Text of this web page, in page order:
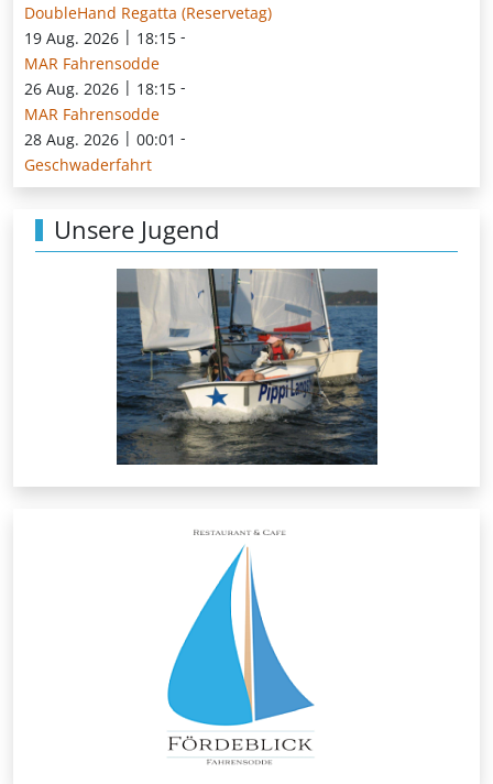
DoubleHand Regatta (Reservetag)
19 Aug. 2026 | 18:15 -
MAR Fahrensodde
26 Aug. 2026 | 18:15 -
MAR Fahrensodde
28 Aug. 2026 | 00:01 -
Geschwaderfahrt
Unsere Jugend